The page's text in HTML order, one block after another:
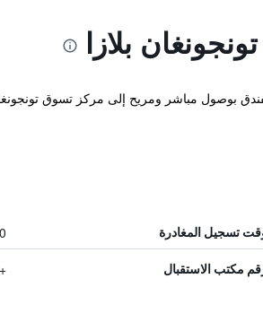
بلازا
بوصول مباشر ومريح إلى مركز تسوق
تسجيل المغادرة
مكتب الاستقبال +62 315 477 488